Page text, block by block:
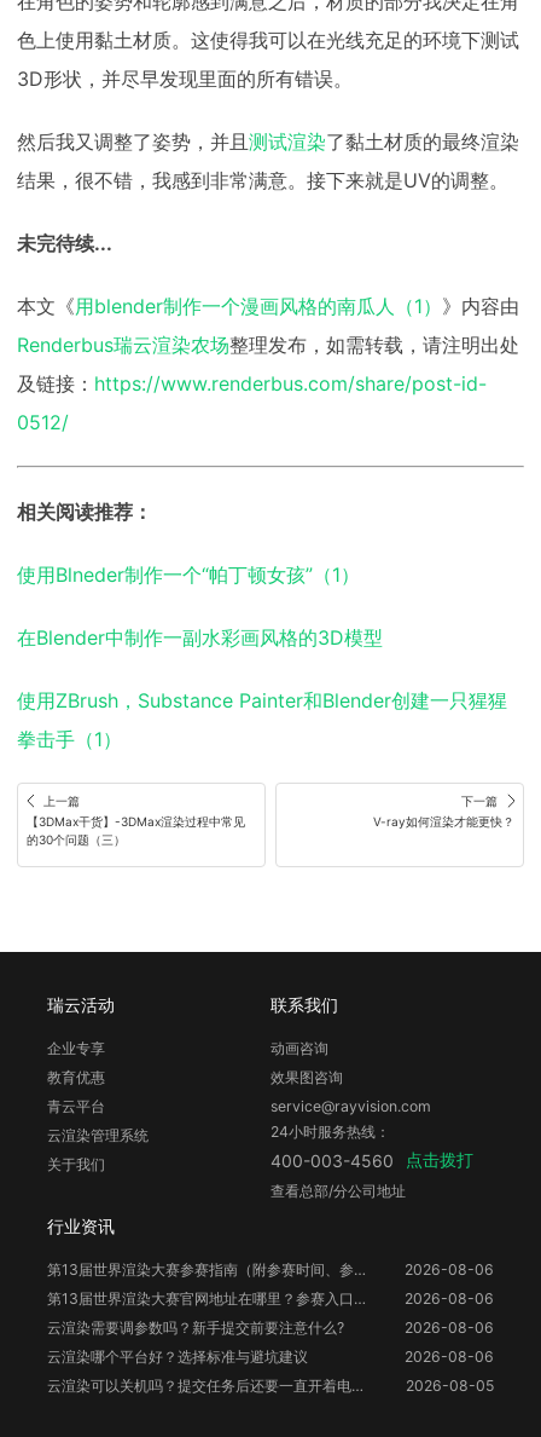
色上使用黏土材质。这使得我可以在光线充足的环境下测试
3D形状，并尽早发现里面的所有错误。
然后我又调整了姿势，并且 测试渲染了黏土材质的最终渲染
结果，很不错，我感到非常满意。接下来就是UV的调整。
未完待续...
本文《用blender制作一个漫画风格的南瓜人（1） 》内容由
Renderbus瑞云渲染农场整理发布，如需转载，请注明出处
及链接： https://www.renderbus.com/share/post-id-
0512/
相关阅读推荐：
使用Blneder制作一个“帕丁顿女孩”（1）
在Blender中制作一副水彩画风格的3D模型
使用ZBrush，Substance Painter和Blender创建一只猩猩
拳击手（1）
上一篇
【3DMax干货】-3DMax渲染过程中常见
的30个问题（三）
下一篇
V-ray如何渲染才能更快？
瑞云活动
企业专享
教育优惠
青云平台
云渲染管理系统
关于我们
行业资讯
第13届世界渲染大赛参赛指南（附参赛时间、参赛要求、赛事奖励等）
2026-08-06
第13届世界渲染大赛官网地址在哪里？参赛入口与信息整理
2026-08-06
云渲染需要调参数吗？新手提交前要注意什么?
2026-08-06
云渲染哪个平台好？选择标准与避坑建议
2026-08-06
云渲染可以关机吗？提交任务后还要一直开着电脑吗？
2026-08-05
联系我们
动画咨询
效果图咨询
service@rayvision.com
24小时服务热线：
400-003-4560 点击拨打
查看总部/分公司地址